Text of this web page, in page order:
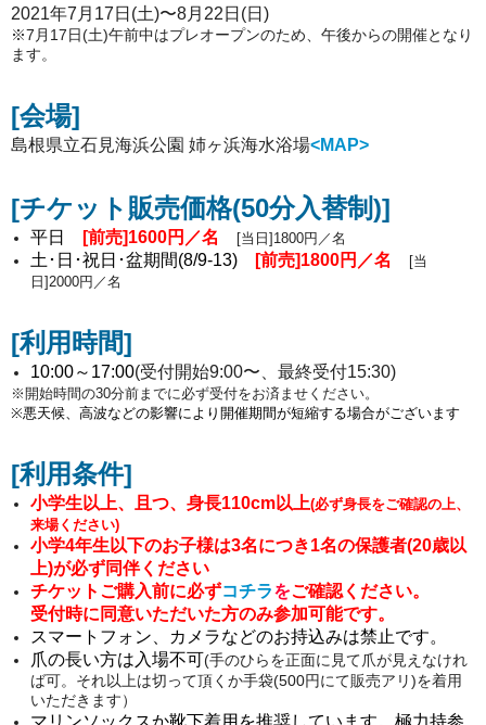
2021年7月17日(土)〜8月22日(日)
※7月17日(土)午前中はプレオープンのため、午後からの開催となり
ます。
[会場]
島根県立石見海浜公園 姉ヶ浜海水浴場<MAP>
[チケット販売価格(50分入替制)]
平日 [前売]1600円／名 [当日]1800円／名
土･日･祝日･盆期間(8/9-13) [前売]1800円／名
[当
日]2000円／名
[利用時間]
10:00～17:00(受付開始9:00〜、最終受付15:30)
※開始時間の30分前までに必ず受付をお済ませください。
※悪天候、高波などの影響により開催期間が短縮する場合がございます
[利用条件]
小学生以上、且つ、身長110cm以上(必ず身長をご確認の上、
来場ください)
小学4年生以下のお子様は3名につき1名の保護者(20歳以
上)が必ず同伴ください
チケットご購入前に必ずコチラをご確認ください。
受付時に同意いただいた方のみ参加可能です。
スマートフォン、カメラなどのお持込みは禁止です。
爪の長い方は入場不可(手のひらを正面に見て爪が見えなけれ
ば可。それ以上は切って頂くか手袋(500円にて販売アリ)を着用
いただきます）
マリンソックスか靴下着用を推奨しています。極力持参